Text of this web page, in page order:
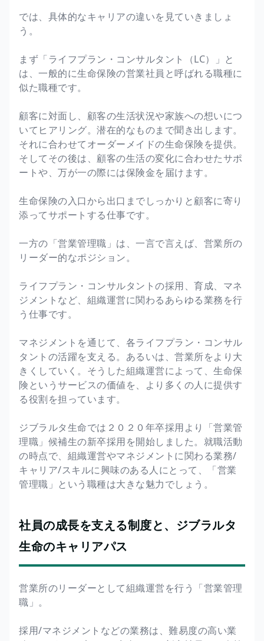
では、具体的なキャリアの違いを見ていきましょ
う。
まず「ライフプラン・コンサルタント（LC）」と
は、一般的に生命保険の営業社員と呼ばれる職種に
似た職種です。
顧客に対面し、顧客の生活状況や家族への想いにつ
いてヒアリング。潜在的なものまで聞き出します。
それに合わせてオーダーメイドの生命保険を提供。
そしてその後は、顧客の生活の変化に合わせたサポ
ートや、万が一の際には保険金を届けます。
生命保険の入口から出口までしっかりと顧客に寄り
添ってサポートする仕事です。
一方の「営業管理職」は、一言で言えば、営業所の
リーダー的なポジション。
ライフプラン・コンサルタントの採用、育成、マネ
ジメントなど、組織運営に関わるあらゆる業務を行
う仕事です。
マネジメントを通じて、各ライフプラン・コンサル
タントの活躍を支える。あるいは、営業所をより大
きくしていく。そうした組織運営によって、生命保
険というサービスの価値を、より多くの人に提供す
る役割を担っています。
ジブラルタ生命では２０２０年卒採用より「営業管
理職」候補生の新卒採用を開始しました。就職活動
の時点で、組織運営やマネジメントに関わる業務/
キャリア/スキルに興味のある人にとって、「営業
管理職」という職種は大きな魅力でしょう。
社員の成長を支える制度と、ジブラルタ
生命のキャリアパス
営業所のリーダーとして組織運営を行う「営業管理
職」。
採用/マネジメントなどの業務は、難易度の高い業